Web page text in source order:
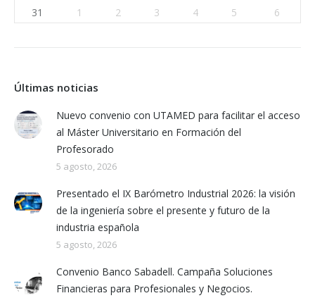
31
1 2 3 4 5 6
Últimas noticias
Nuevo convenio con UTAMED para facilitar el acceso
al Máster Universitario en Formación del
Profesorado
5 agosto, 2026
Presentado el IX Barómetro Industrial 2026: la visión
de la ingeniería sobre el presente y futuro de la
industria española
5 agosto, 2026
Convenio Banco Sabadell. Campaña Soluciones
Financieras para Profesionales y Negocios.